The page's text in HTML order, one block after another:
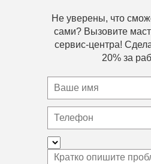
Не уверены, что
сами? Вызовите
сервис-центра!
20% за